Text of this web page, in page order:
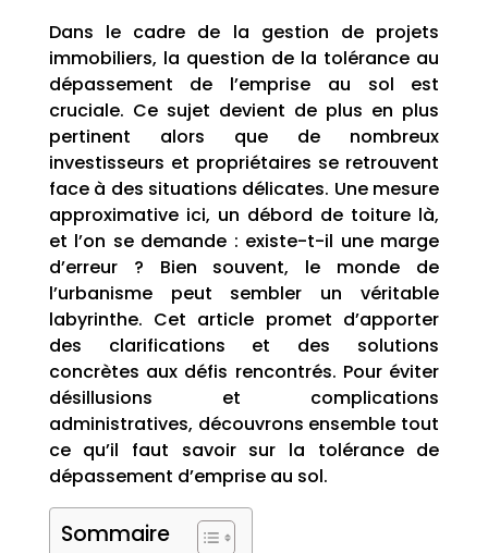
Dans le cadre de la gestion de projets
immobiliers, la question de la tolérance au
dépassement de l’emprise au sol est
cruciale. Ce sujet devient de plus en plus
pertinent alors que de nombreux
investisseurs et propriétaires se retrouvent
face à des situations délicates. Une mesure
approximative ici, un débord de toiture là,
et l’on se demande : existe-t-il une marge
d’erreur ? Bien souvent, le monde de
l’urbanisme peut sembler un véritable
labyrinthe. Cet article promet d’apporter
des clarifications et des solutions
concrètes aux défis rencontrés. Pour éviter
désillusions et complications
administratives, découvrons ensemble tout
ce qu’il faut savoir sur la tolérance de
dépassement d’emprise au sol.
Sommaire